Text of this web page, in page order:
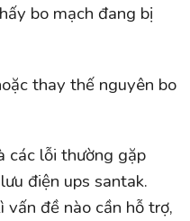
bo mạch đang bị
thay thế nguyên bo
các lỗi thường gặp
điện ups santak.
vấn đề nào cần hỗ trợ,